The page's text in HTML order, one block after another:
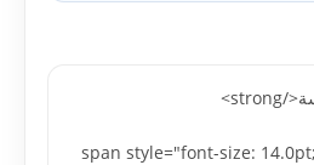
<span style="font-size: